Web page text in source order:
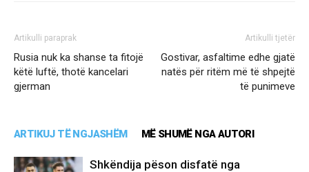
Artikulli paraprak
Rusia nuk ka shanse ta fitojë
këtë luftë, thotë kancelari
gjerman
Artikulli tjetër
Gostivar, asfaltime edhe gjatë
natës për ritëm më të shpejtë
të punimeve
ARTIKUJ TË NGJASHËM MË SHUMË NGA AUTORI
Shkëndija pëson disfatë nga